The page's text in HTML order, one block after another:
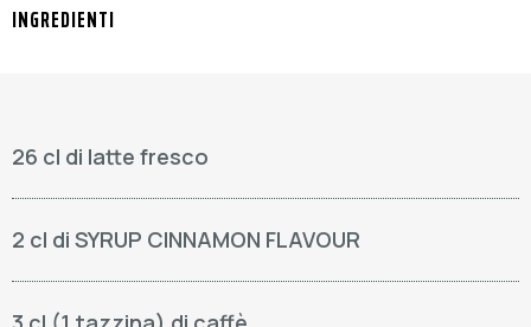
INGREDIENTI
26 cl di latte fresco
2 cl di SYRUP CINNAMON FLAVOUR